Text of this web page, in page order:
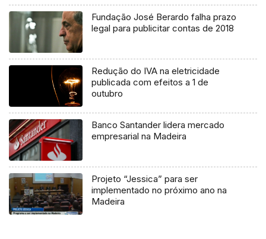
Fundação José Berardo falha prazo
legal para publicitar contas de 2018
Redução do IVA na eletricidade
publicada com efeitos a 1 de
outubro
Banco Santander lidera mercado
empresarial na Madeira
Projeto “Jessica” para ser
implementado no próximo ano na
Madeira